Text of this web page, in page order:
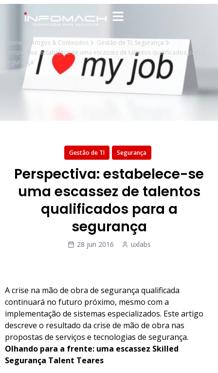
Home Artigos & Conteúdos Gestão de TI, Segurança
Perspectiva: estabelece-se uma escassez de talentos qualificados para a
segurança
Gestão de TI Segurança
Perspectiva: estabelece-se
uma escassez de talentos
qualificados para a
segurança
28 jun 2016 uxlabs
A crise na mão de obra de segurança qualificada
continuará no futuro próximo, mesmo com a
implementação de sistemas especializados. Este artigo
descreve o resultado da crise de mão de obra nas
propostas de serviços e tecnologias de segurança.
Olhando para a frente: uma escassez Skilled
Segurança Talent Teares